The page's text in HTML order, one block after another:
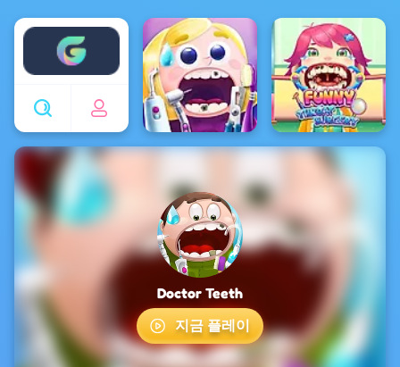
Enjoy4fun
Doctor Teeth
지금 플레이